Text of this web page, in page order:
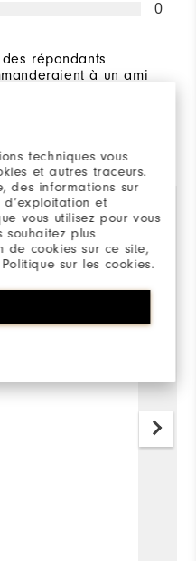
techniques vous
et autres traceurs.
des informations sur
et
vous utilisez pour vous
souhaitez plus
de cookies sur ce site,
sur les cookies.
0
des répondants
à un ami
All
il y a 6 ans